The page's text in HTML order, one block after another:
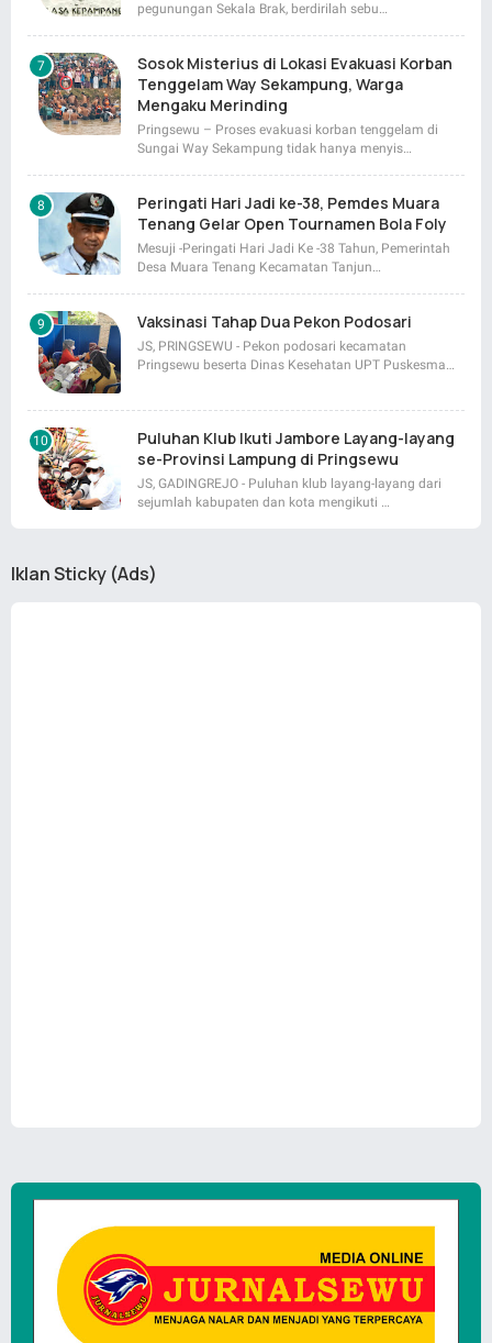
pegunungan Sekala Brak, berdirilah sebu…
Sosok Misterius di Lokasi Evakuasi Korban
Tenggelam Way Sekampung, Warga
Mengaku Merinding
Pringsewu – Proses evakuasi korban tenggelam di
Sungai Way Sekampung tidak hanya menyis…
Peringati Hari Jadi ke-38, Pemdes Muara
Tenang Gelar Open Tournamen Bola Foly
Mesuji -Peringati Hari Jadi Ke -38 Tahun, Pemerintah
Desa Muara Tenang Kecamatan Tanjun…
Vaksinasi Tahap Dua Pekon Podosari
JS, PRINGSEWU - Pekon podosari kecamatan
Pringsewu beserta Dinas Kesehatan UPT Puskesma…
Puluhan Klub Ikuti Jambore Layang-layang
se-Provinsi Lampung di Pringsewu
JS, GADINGREJO - Puluhan klub layang-layang dari
sejumlah kabupaten dan kota mengikuti …
Iklan Sticky (Ads)